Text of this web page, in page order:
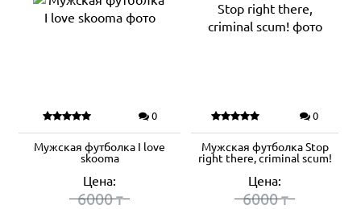
0
Мужская футболка I love
skooma
Цена:
6000₸
0
Мужская футболка Stop
right there, criminal scum!
Цена:
6000₸